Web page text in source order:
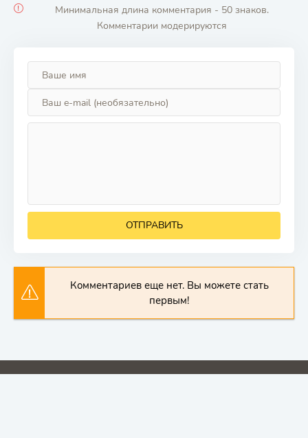
Минимальная длина комментария - 50 знаков.
Комментарии модерируются
ОТПРАВИТЬ
Комментариев еще нет. Вы можете стать
первым!